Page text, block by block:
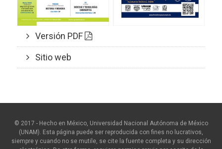
Versión PDF
Sitio web
© 2017 - Hecho en México, Universidad Nacional Autónoma de México
(UNAM). Esta página puede ser reproducida con fines no lucrativos,
siempre y cuando no se mutile, se cite la fuente completa y su dirección